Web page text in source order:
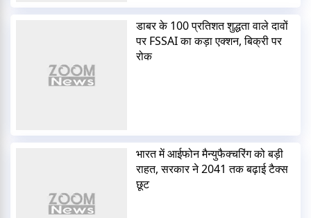
डाबर के 100 प्रतिशत शुद्धता वाले दावों
पर FSSAI का कड़ा एक्शन, बिक्री पर
रोक
भारत में आईफोन मैन्युफैक्चरिंग को बड़ी
राहत, सरकार ने 2041 तक बढ़ाई टैक्स
छूट